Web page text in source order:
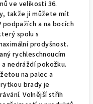
ve velikosti 36.
takže ji můžete mít
a na bocích
spolu s
prodyšnost.
rychleschnoucím
nedráždí pokožku.
na palec a
brady je
Volnější střih